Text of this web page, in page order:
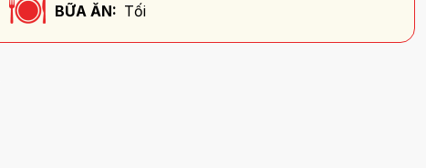
BỮA ĂN: Tối